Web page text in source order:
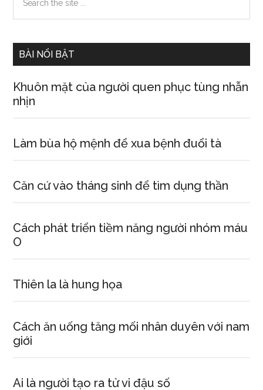
nhóm
máu
như
thế
để
Sidebar
the
BÀI NỔI BẬT
Khuôn mặt của người quen phục tùng nhẫn
nhịn
Làm bùa hộ mệnh để xua bệnh đuổi tà
Căn cứ vào tháng sinh để tìm dụng thần
Cách phát triển tiềm năng người nhóm máu
O
Thiên la là hung họa
Cách ăn uống tăng mối nhân duyên với nam
giới
Ai là người tạo ra tử vi đậu số